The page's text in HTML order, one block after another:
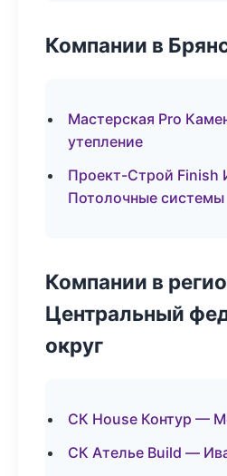
Компании в
Мастерская Pro
утепление
Проект-Строй
Потолочные системы
Компании в
Центральный
округ
СК House Контур —
СК Ателье Build —